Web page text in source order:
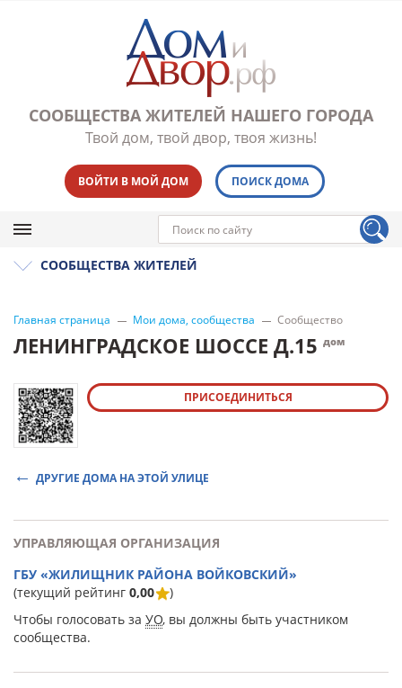
СООБЩЕСТВА ЖИТЕЛЕЙ НАШЕГО ГОРОДА
Твой дом, твой двор, твоя жизнь!
ВОЙТИ В МОЙ ДОМ ПОИСК ДОМА
СООБЩЕСТВА ЖИТЕЛЕЙ
Главная страница Мои дома, сообщества Сообщество
ЛЕНИНГРАДСКОЕ ШОССЕ Д.15 дом
ПРИСОЕДИНИТЬСЯ
ДРУГИЕ ДОМА НА ЭТОЙ УЛИЦЕ
УПРАВЛЯЮЩАЯ ОРГАНИЗАЦИЯ
ГБУ «ЖИЛИЩНИК РАЙОНА ВОЙКОВСКИЙ»
(текущий рейтинг 0,00
)
Чтобы голосовать за УО, вы должны быть участником
сообщества.